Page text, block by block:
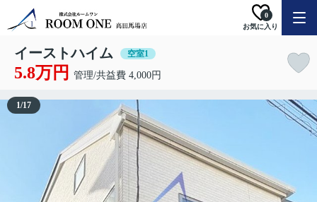
お気に入り
0
イーストハイム 空室1
5.8万円 管理/共益費 4,000円
1/17